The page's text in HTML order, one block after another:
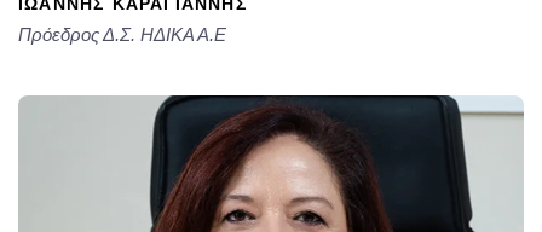
ΙΩΑΝΝΗΣ ΚΑΡΑΓΙΑΝΝΗΣ
Πρόεδρος Δ.Σ. ΗΔΙΚΑ Α.Ε